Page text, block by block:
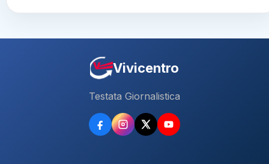
Vivicentro
Testata Giornalistica